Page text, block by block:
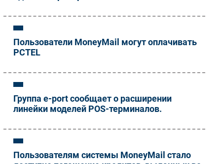
Пользователи MoneyMail могут оплачивать
PCTEL
Группа e-port сообщает о расширении
линейки моделей POS-терминалов.
Пользователям системы MoneyMail стало